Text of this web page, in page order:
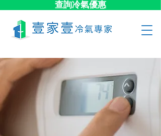
查詢冷氣優惠